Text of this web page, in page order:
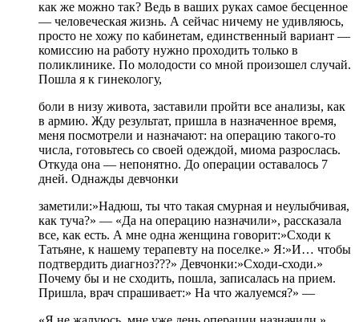
как же можно так? Ведь в ваших руках самое бесценное
— человеческая жизнь. А сейчас ничему не удивляюсь,
просто не хожу по кабинетам, единственный вариант —
комиссию на работу нужно проходить только в
поликлинике. По молодости со мной произошел случай.
Пошла я к гинекологу,
боли в низу живота, заставили пройти все анализы, как
в армию. Жду результат, пришла в назначенное время,
меня посмотрели и назначают: на операцию такого-то
числа, готовьтесь со своей одеждой, миома разрослась.
Откуда она — непонятно. До операции оставалось 7
дней. Однажды девчонки
заметили:»Надюш, ты что такая смурная и неулыбчивая,
как туча?» — «Да на операцию назначили», рассказала
все, как есть. А мне одна женщина говорит:»Сходи к
Татьяне, к нашему терапевту на поселке.» Я:»И… чтобы
подтвердить диагноз???» Девчонки:»Сходи-сходи.»
Почему бы и не сходить, пошла, записалась на прием.
Пришла, врач спрашивает:» На что жалуемся?» —